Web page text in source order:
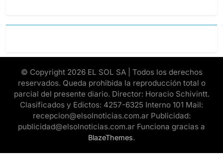
© Copyright 2026 EL SOL SA | Todos los derechos
reservados. Queda prohibida la reproducción total o
parcial del presente diario. Director: Horacio Schivintt.
Clasificados y Edictos: 4257-6325 Interno 101 Mail:
recepcion@elsolnoticias.com.ar Publicidad:
publicidad@elsolnoticias.com.ar Funciona gracias a
BlazeThemes.